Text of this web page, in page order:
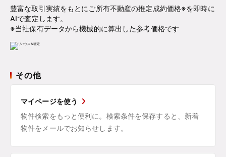
豊富な取引実績をもとにご所有不動産の推定成約価格※を即時に
AIで査定します。
※当社保有データから機械的に算出した参考価格です
その他
マイページを使う
物件検索をもっと便利に。検索条件を保存すると、新着
物件をメールでお知らせします。